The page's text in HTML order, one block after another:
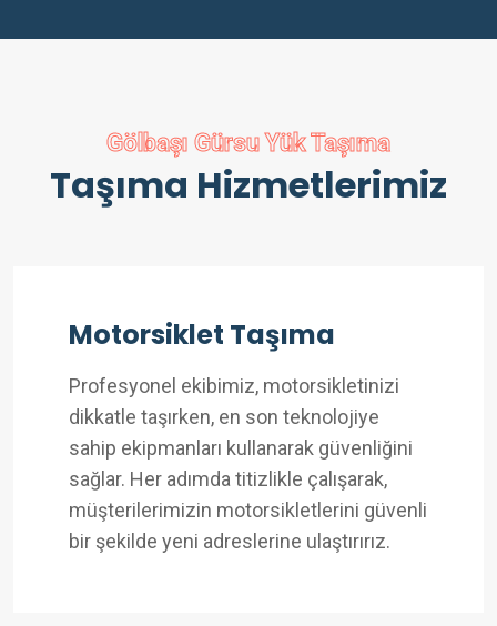
Gölbaşı Gürsu Yük Taşıma
Taşıma Hizmetlerimiz
Motorsiklet Taşıma
Profesyonel ekibimiz, motorsikletinizi
dikkatle taşırken, en son teknolojiye
sahip ekipmanları kullanarak güvenliğini
sağlar. Her adımda titizlikle çalışarak,
müşterilerimizin motorsikletlerini güvenli
bir şekilde yeni adreslerine ulaştırırız.